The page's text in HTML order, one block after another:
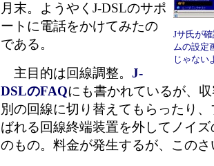
Jサ氏が
ムの設定
じゃない
月末。ようやくJ-DSLのサポ
ートに電話をかけてみたの
である。
主目的は回線調整。 J-
DSLのFAQにも書かれているが、
別の回線に切り替えてもらったり
ばれる回線終端装置を外してノイ
のもの。料金が発生するが、この